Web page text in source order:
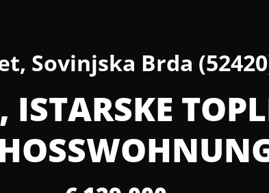
Sovinjska Brda
ISTARSKE